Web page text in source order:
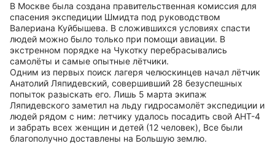
В Москве была создана правительственная комиссия для
спасения экспедиции Шмидта под руководством
Валериана Куйбышева. В сложившихся условиях спасти
людей можно было только при помощи авиации. В
экстренном порядке на Чукотку перебрасывались
самолёты и самые опытные лётчики.
Одним из первых поиск лагеря челюскинцев начал лётчик
Анатолий Ляпидевский, совершивший 28 безуспешных
попыток разыскать его. Лишь 5 марта экипаж
Ляпидевского заметил на льду гидросамолёт экспедиции и
людей рядом с ним: летчику удалось посадить свой АНТ-4
и забрать всех женщин и детей (12 человек), Все были
благополучно доставлены на Большую землю.